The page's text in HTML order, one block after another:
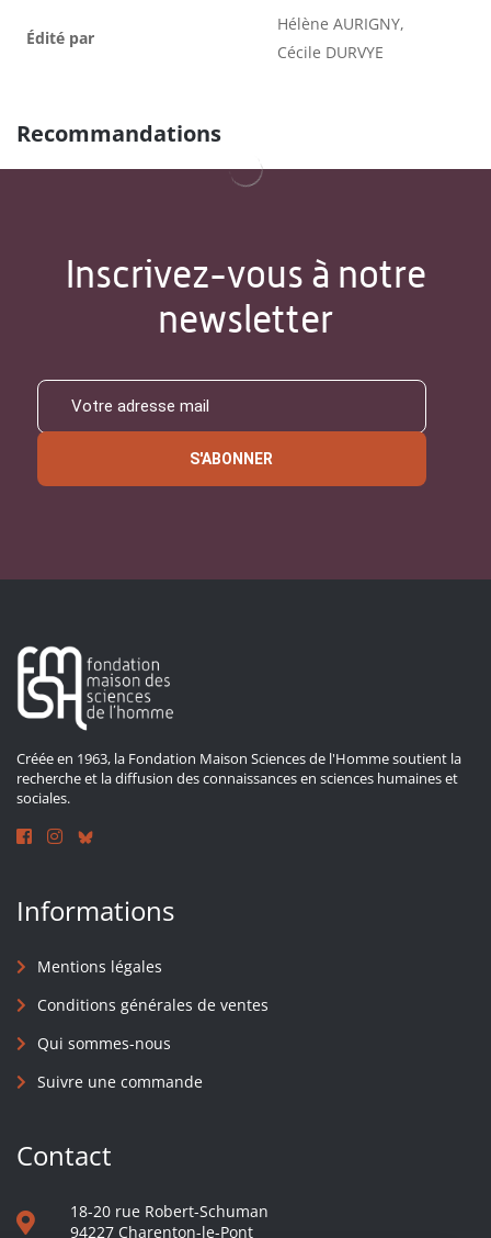
Édité par
Hélène AURIGNY,
Cécile DURVYE
Recommandations
Inscrivez-vous à notre
newsletter
S'ABONNER
Créée en 1963, la Fondation Maison Sciences de l'Homme soutient la
recherche et la diffusion des connaissances en sciences humaines et
sociales.
Informations
Mentions légales
Conditions générales de ventes
Qui sommes-nous
Suivre une commande
Contact
18-20 rue Robert-Schuman
94227 Charenton-le-Pont